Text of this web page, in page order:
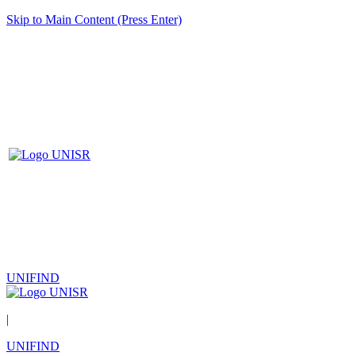
Skip to Main Content (Press Enter)
UNIFIND
|
UNIFIND